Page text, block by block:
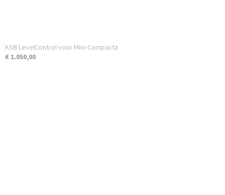
KSB LevelControl voor Mini-Compacta
€ 1.050,00